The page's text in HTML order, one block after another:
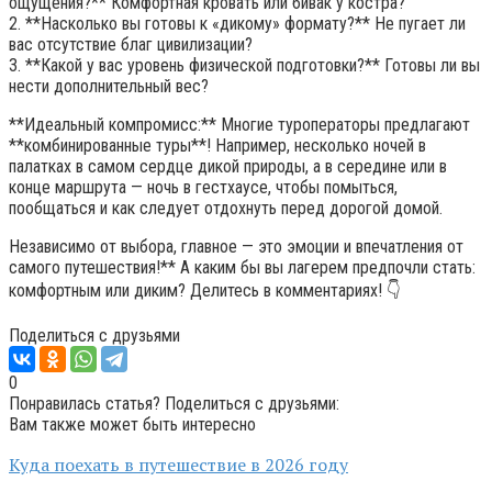
2. **Насколько вы готовы к «дикому» формату?** Не пугает ли
вас отсутствие благ цивилизации?
3. **Какой у вас уровень физической подготовки?** Готовы ли вы
нести дополнительный вес?
**Идеальный компромисс:** Многие туроператоры предлагают
**комбинированные туры**! Например, несколько ночей в
палатках в самом сердце дикой природы, а в середине или в
конце маршрута — ночь в гестхаусе, чтобы помыться,
пообщаться и как следует отдохнуть перед дорогой домой.
Независимо от выбора, главное — это эмоции и впечатления от
самого путешествия!** А каким бы вы лагерем предпочли стать:
комфортным или диким? Делитесь в комментариях! 👇
Поделиться с друзьями
0
Понравилась статья? Поделиться с друзьями:
Вам также может быть интересно
Куда поехать в путешествие в 2026 году